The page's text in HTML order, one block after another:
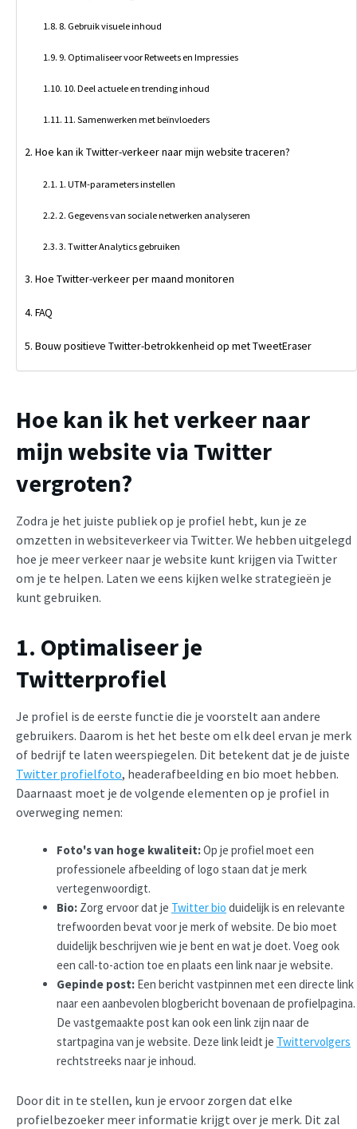
8. Gebruik visuele inhoud
9. Optimaliseer voor Retweets en Impressies
10. Deel actuele en trending inhoud
11. Samenwerken met beïnvloeders
Hoe kan ik Twitter-verkeer naar mijn website traceren?
1. UTM-parameters instellen
2. Gegevens van sociale netwerken analyseren
3. Twitter Analytics gebruiken
Hoe Twitter-verkeer per maand monitoren
FAQ
Bouw positieve Twitter-betrokkenheid op met TweetEraser
Hoe kan ik het verkeer naar
mijn website via Twitter
vergroten?
Zodra je het juiste publiek op je profiel hebt, kun je ze
omzetten in websiteverkeer via Twitter. We hebben uitgelegd
hoe je meer verkeer naar je website kunt krijgen via Twitter
om je te helpen. Laten we eens kijken welke strategieën je
kunt gebruiken.
1. Optimaliseer je
Twitterprofiel
Je profiel is de eerste functie die je voorstelt aan andere
gebruikers. Daarom is het het beste om elk deel ervan je merk
of bedrijf te laten weerspiegelen. Dit betekent dat je de juiste
Twitter profielfoto, headerafbeelding en bio moet hebben.
Daarnaast moet je de volgende elementen op je profiel in
overweging nemen:
Foto's van hoge kwaliteit:Op je profiel moet een
professionele afbeelding of logo staan dat je merk
vertegenwoordigt.
Bio: Zorg ervoor dat je Twitter bio duidelijk is en relevante
trefwoorden bevat voor je merk of website. De bio moet
duidelijk beschrijven wie je bent en wat je doet. Voeg ook
een call-to-action toe en plaats een link naar je website.
Gepinde post: Een bericht vastpinnen met een directe link
naar een aanbevolen blogbericht bovenaan de profielpagina.
De vastgemaakte post kan ook een link zijn naar de
startpagina van je website. Deze link leidt je Twittervolgers
rechtstreeks naar je inhoud.
Door dit in te stellen, kun je ervoor zorgen dat elke
profielbezoeker meer informatie krijgt over je merk. Dit zal